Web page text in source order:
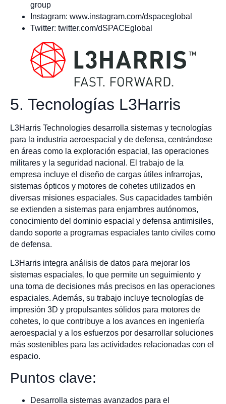
group
Instagram: www.instagram.com/dspaceglobal
Twitter: twitter.com/dSPACEglobal
5. Tecnologías L3Harris
L3Harris Technologies desarrolla sistemas y tecnologías
para la industria aeroespacial y de defensa, centrándose
en áreas como la exploración espacial, las operaciones
militares y la seguridad nacional. El trabajo de la
empresa incluye el diseño de cargas útiles infrarrojas,
sistemas ópticos y motores de cohetes utilizados en
diversas misiones espaciales. Sus capacidades también
se extienden a sistemas para enjambres autónomos,
conocimiento del dominio espacial y defensa antimisiles,
dando soporte a programas espaciales tanto civiles como
de defensa.
L3Harris integra análisis de datos para mejorar los
sistemas espaciales, lo que permite un seguimiento y
una toma de decisiones más precisos en las operaciones
espaciales. Además, su trabajo incluye tecnologías de
impresión 3D y propulsantes sólidos para motores de
cohetes, lo que contribuye a los avances en ingeniería
aeroespacial y a los esfuerzos por desarrollar soluciones
más sostenibles para las actividades relacionadas con el
espacio.
Puntos clave:
Desarrolla sistemas avanzados para el